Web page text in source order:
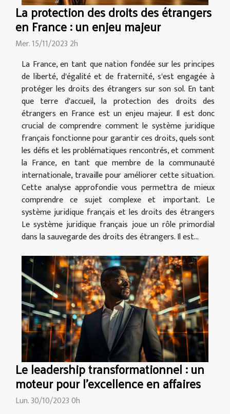
La protection des droits des étrangers
en France : un enjeu majeur
Mer. 15/11/2023 2h
La France, en tant que nation fondée sur les principes
de liberté, d'égalité et de fraternité, s'est engagée à
protéger les droits des étrangers sur son sol. En tant
que terre d'accueil, la protection des droits des
étrangers en France est un enjeu majeur. Il est donc
crucial de comprendre comment le système juridique
français fonctionne pour garantir ces droits, quels sont
les défis et les problématiques rencontrés, et comment
la France, en tant que membre de la communauté
internationale, travaille pour améliorer cette situation.
Cette analyse approfondie vous permettra de mieux
comprendre ce sujet complexe et important. Le
système juridique français et les droits des étrangers
Le système juridique français joue un rôle primordial
dans la sauvegarde des droits des étrangers. Il est...
Le leadership transformationnel : un
moteur pour l'excellence en affaires
Lun. 30/10/2023 0h